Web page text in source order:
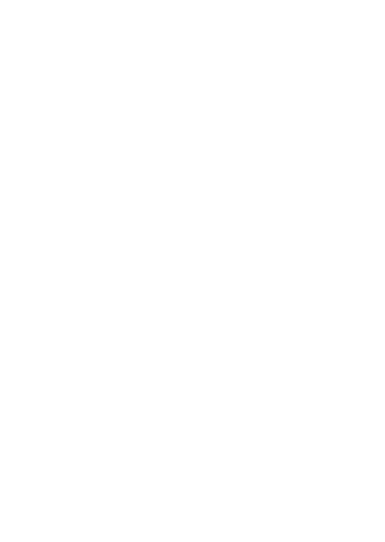
il nostro portfolio completo.
ti aiuterà a trovare il dispositivo più adatto a te.
Global Job Market e trova le posizioni aperte per ogni profilo di carriera.
un nostro referente.